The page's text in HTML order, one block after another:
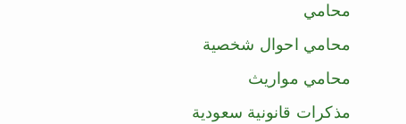
محامي
محامي احوال شخصية
محامي مواريث
مذكرات قانونية سعودية